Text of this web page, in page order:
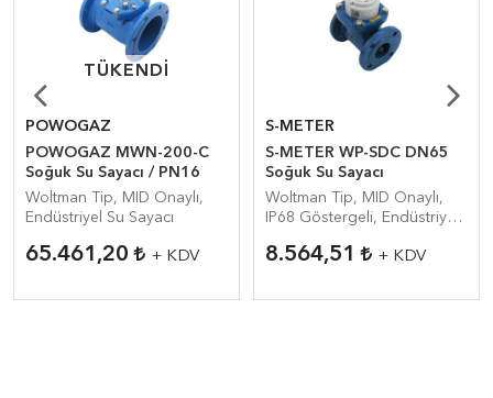
TÜKENDI
TÜKENDI
POWOGAZ
POWOGAZ MWN-200-C
Soğuk Su Sayacı / PN16
Woltman Tip, MID Onaylı,
Endüstriyel Su Sayacı
65.461,20 + KDV
S-METER
S-METER WP-SDC DN65
Soğuk Su Sayacı
Woltman Tip, MID Onaylı,
IP68 Göstergeli, Endüstriyel
8.564,51 + KDV